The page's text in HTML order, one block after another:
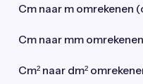
Cm naar m omrekenen
Cm naar mm
Cm² naar dm²